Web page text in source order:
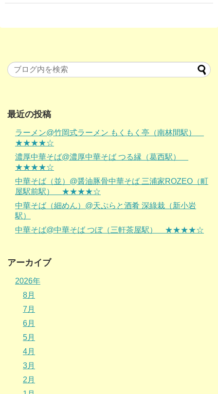
最近の投稿
ラーメン@竹岡式ラーメン もくもく亭（南林間駅）
★★★★☆
濃厚中華そば@濃厚中華そば つる縁（葛西駅）
★★★★☆
中華そば（並）@醤油豚骨中華そば 三浦家ROZEO（町
屋駅前駅） ★★★★☆
中華そば（細めん）@天ぷらと酒肴 深綠栽（新小岩
駅）
中華そば@中華そば つぼ（三軒茶屋駅） ★★★★☆
アーカイブ
2026年
8月
7月
6月
5月
4月
3月
2月